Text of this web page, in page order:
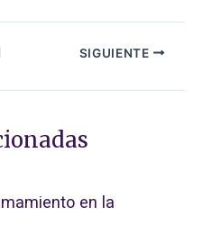
SIGUIENTE
en la